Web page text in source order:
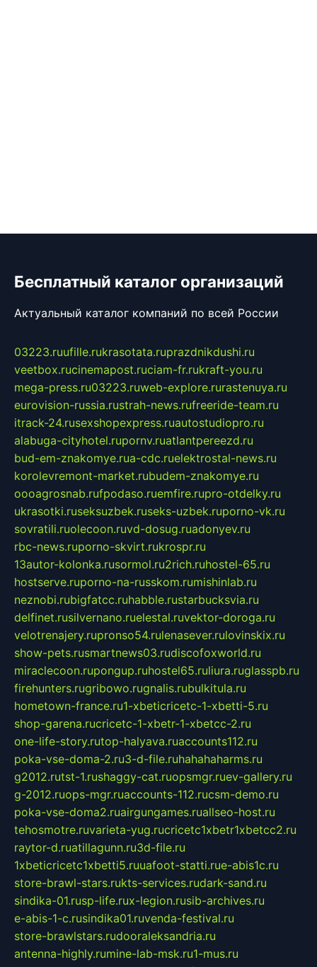
Бесплатный каталог организаций
Актуальный каталог компаний по всей России
03223.ruufille.rukrasotata.ruprazdnikdushi.ru
veetbox.rucinemapost.ruciam-fr.rukraft-you.ru
mega-press.ru03223.ruweb-explore.rurastenuya.ru
eurovision-russia.rustrah-news.rufreeride-team.ru
itrack-24.rusexshopexpress.ruautostudiopro.ru
alabuga-cityhotel.rupornv.ruatlantpereezd.ru
bud-em-znakomye.rua-cdc.ruelektrostal-news.ru
korolevremont-market.rubudem-znakomye.ru
oooagrosnab.rufpodaso.ruemfire.rupro-otdelky.ru
ukrasotki.ruseksuzbek.ruseks-uzbek.ruporno-vk.ru
sovratili.ruolecoon.ruvd-dosug.ruadonyev.ru
rbc-news.ruporno-skvirt.rukrospr.ru
13autor-kolonka.rusormol.ru2rich.ruhostel-65.ru
hostserve.ruporno-na-russkom.rumishinlab.ru
neznobi.rubigfatcc.ruhabble.rustarbucksvia.ru
delfinet.rusilvernano.ruelestal.ruvektor-doroga.ru
velotrenajery.rupronso54.rulenasever.rulovinskix.ru
show-pets.rusmartnews03.rudiscofoxworld.ru
miraclecoon.rupongup.ruhostel65.ruliura.ruglasspb.ru
firehunters.rugribowo.rugnalis.rubulkitula.ru
hometown-france.ru1-xbeticricetc-1-xbetti-5.ru
shop-garena.rucricetc-1-xbetr-1-xbetcc-2.ru
one-life-story.rutop-halyava.ruaccounts112.ru
poka-vse-doma-2.ru3-d-file.ruhahahaharms.ru
g2012.rutst-1.rushaggy-cat.ruopsmgr.ruev-gallery.ru
g-2012.ruops-mgr.ruaccounts-112.rucsm-demo.ru
poka-vse-doma2.ruairgungames.ruallseo-host.ru
tehosmotre.ruvarieta-yug.rucricetc1xbetr1xbetcc2.ru
raytor-d.ruatillagunn.ru3d-file.ru
1xbeticricetc1xbetti5.ruuafoot-statti.rue-abis1c.ru
store-brawl-stars.rukts-services.rudark-sand.ru
sindika-01.rusp-life.rux-legion.rusib-archives.ru
e-abis-1-c.rusindika01.ruvenda-festival.ru
store-brawlstars.rudooraleksandria.ru
antenna-highly.rumine-lab-msk.ru1-mus.ru